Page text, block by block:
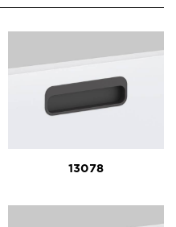
13078